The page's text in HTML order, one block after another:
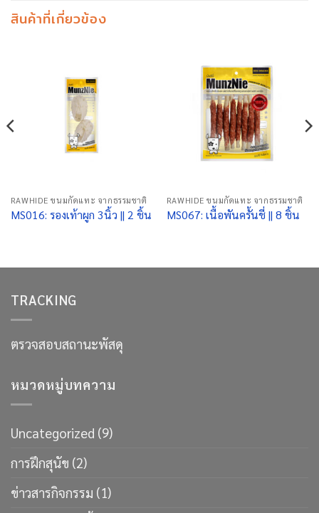
สินค้าที่เกี่ยวข้อง
RAWHIDE ขนมกัดแทะ จากธรรมชาติ
MS016: รองเท้าผูก 3นิ้ว || 2 ชิ้น
RAWHIDE ขนมกัดแทะ จากธรรมชาติ
MS067: เนื้อพันครั้นชี่ || 8 ชิ้น
TRACKING
ตรวจสอบสถานะพัสดุ
หมวดหมู่บทความ
Uncategorized (9)
การฝึกสุนัข (2)
ข่าวสารกิจกรรม (1)